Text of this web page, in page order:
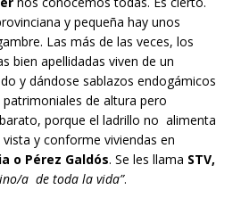
y pequeña hay unos
Las más de las veces, los
bien apellidadas viven de un
y dándose sablazos endogámicos
de altura pero
porque el ladrillo no alimenta
y conforme viviendas en
o Pérez Galdós. Se les llama STV,
a de toda la vida”.